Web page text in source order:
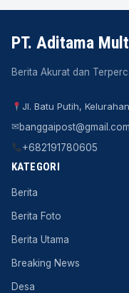
PT. Aditama
Berita Akurat dan
Jl. Batu Putih,
✉banggaipost@gmail.com
+682191780605
KATEGORI
Berita
Berita Foto
Berita Utama
Breaking News
Desa